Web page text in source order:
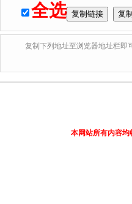
全选
复制下列地址至浏览器地址栏即
本网站所有内容